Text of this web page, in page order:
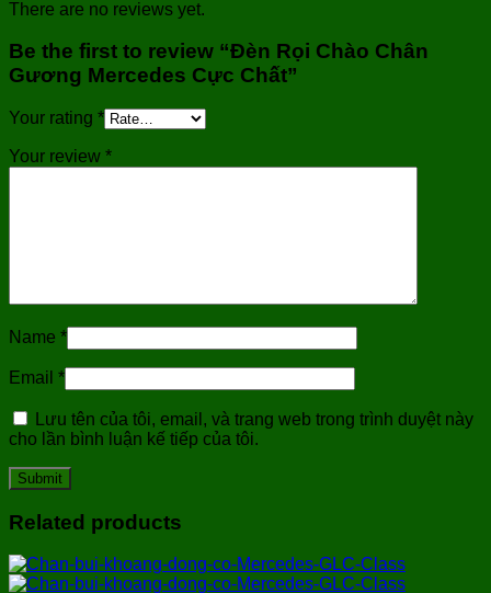
There are no reviews yet.
Be the first to review “Đèn Rọi Chào Chân
Gương Mercedes Cực Chất”
Your rating *
Your review *
Name *
Email *
Lưu tên của tôi, email, và trang web trong trình duyệt này
cho lần bình luận kế tiếp của tôi.
Related products